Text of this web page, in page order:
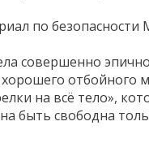
по безопасности
на всё тело»,
свободна